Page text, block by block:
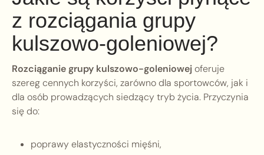
z rozciągania grupy
kulszowo-goleniowej?
Rozciąganie grupy kulszowo-goleniowejoferuje
szereg cennych korzyści, zarówno dla sportowców, jak i
dla osób prowadzących siedzący tryb życia. Przyczynia
się do:
poprawy elastyczności mięśni,